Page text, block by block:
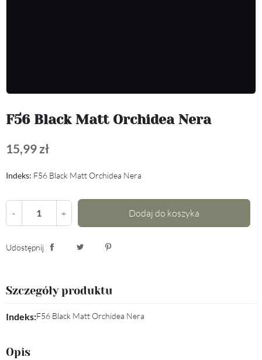
F56 Black Matt Orchidea Nera
15,99 zł
Indeks: F56 Black Matt Orchidea Nera
- + Dodaj do koszyka
Udostępnij
Szczegóły produktu
Indeks:F56 Black Matt Orchidea Nera
Opis